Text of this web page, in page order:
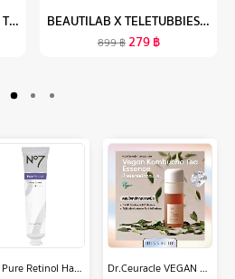
🔥 ส่งฟรี! พร้อมส่ง🔥IHERB TOMATO MIX PLUS LYCOPENE (30 แคปซูล) มะเขือเทศสกัดเข้มข้น อาหารเสริมบำรุงผิว ฟื้นฟูผิว ต้านริ้วรอย ลดรอยแดง รอยดำ ไลโคปีนสูง ไอเฮิร์บ IHERB BEAUTILAB X TELETUBBIES COLOR-CHANGING JELLY BLUSH บลัชออนเนื้อเจลลี่ เปลี่ยนสีตามค่า PH คอลเลคชั่น เทเลทับบีส์
899฿279฿
No7 Pure Retinol Hand Cream 75ML นัมเบอร์เซเว่น เพียว เรตินอล แฮนด์ ครีม 75 มล. Dr.Ceuracle VEGAN KOMBUCHA TEA ESSENCE วีแกน คอมบูชา ที เอสเซ้นส์ ส่วนผสมชาหมักKombucha มีProbiotics ช่วยDetoxผิว ทำให้ผิวแข็งแรง Vegan100% 150ml